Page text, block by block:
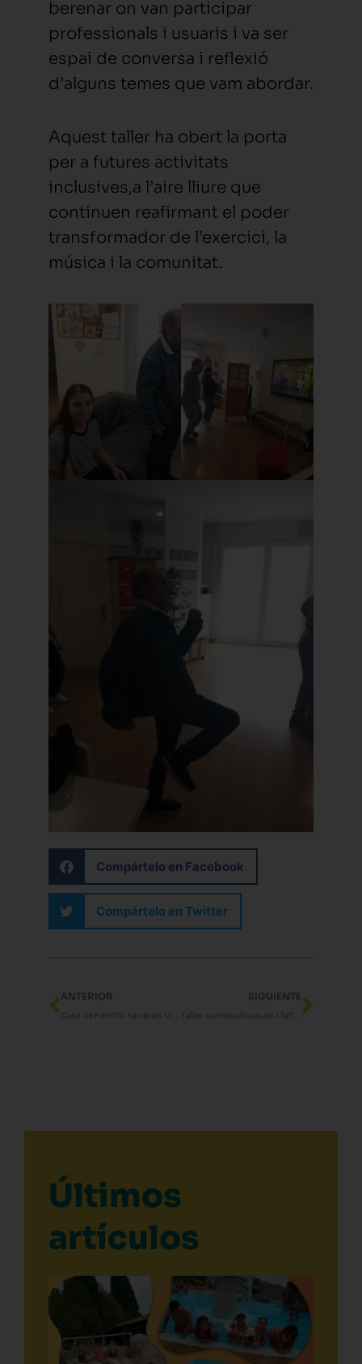
berenar on van participar
professionals i usuaris i va ser
espai de conversa i reflexió
d’alguns temes que vam abordar.
Aquest taller ha obert la porta
per a futures activitats
inclusives,a l’aire lliure que
continuen reafirmant el poder
transformador de l’exercici, la
música i la comunitat.
Compártelo en Facebook
Compártelo en Twitter
Ant
ANTERIOR
Casa de Familia: tarde en la biblioteca
SIGUIENTE
Taller sobre culturas en Llaflor
Últimos
artículos